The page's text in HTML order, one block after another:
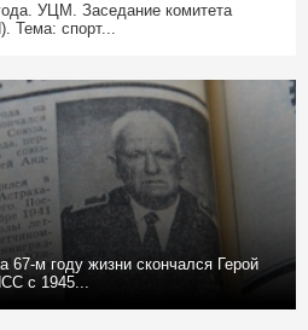
УЦМ. Заседание комитета
Тема: спорт...
67-м году жизни скончался Герой
с 1945...